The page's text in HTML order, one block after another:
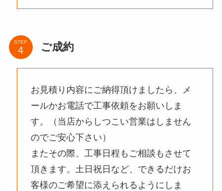
STEP ご成約
お見積り内容にご納得頂けましたら、メ
ールかお電話で工事依頼をお願いしま
す。（当店からしつこい営業はしません
のでご安心下さい）
またその際、工事日程もご相談もさせて
頂きます。土日祝日など、できるだけお
客様のご希望に添えられるようにしま